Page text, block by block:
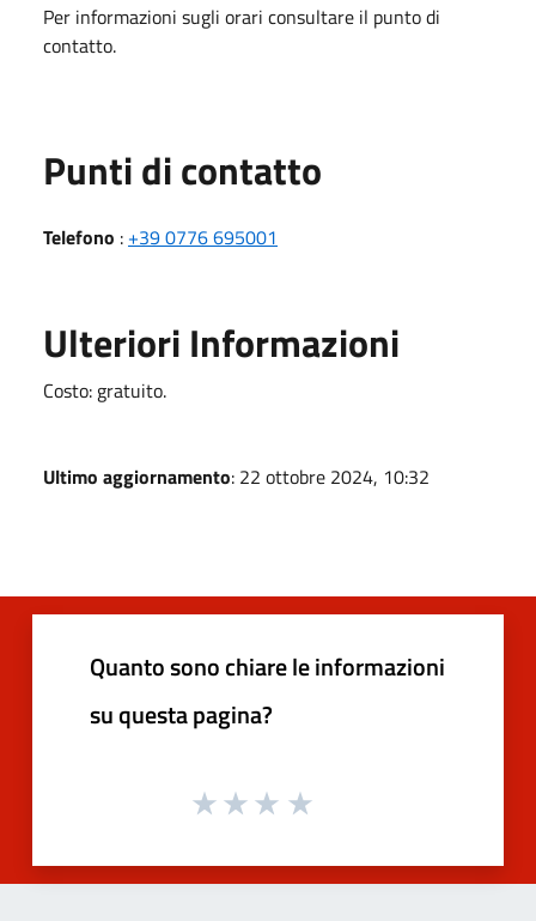
Per informazioni sugli orari consultare il punto di
contatto.
Punti di contatto
Telefono : +39 0776 695001
Ulteriori Informazioni
Costo: gratuito.
Ultimo aggiornamento: 22 ottobre 2024, 10:32
Quanto sono chiare le informazioni
su questa pagina?